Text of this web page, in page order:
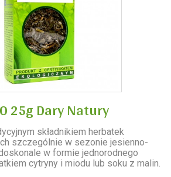
25g Dary Natury
składnikiem herbatek
szczególnie w sezonie jesienno-
w formie jednorodnego
cytryny i miodu lub soku z malin.